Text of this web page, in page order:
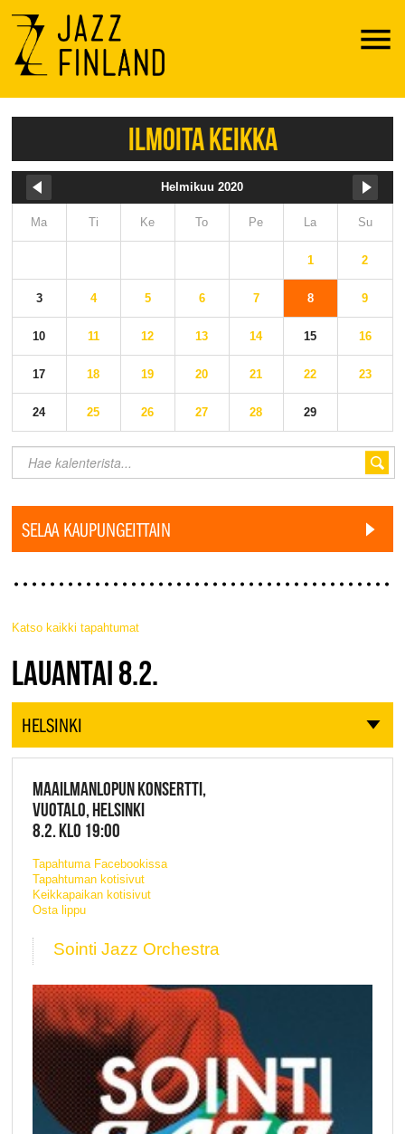
Menu
ILMOITA KEIKKA
Helmikuu 2020
Ma Ti Ke To Pe La Su
1 2
3 4 5 6 7 8 9
10 11 12 13 14 15 16
17 18 19 20 21 22 23
24 25 26 27 28 29
SELAA KAUPUNGEITTAIN
Katso kaikki tapahtumat
JAZZ FINLAND LIVE
LAUANTAI 8.2.
HELSINKI
MAAILMANLOPUN KONSERTTI,
VUOTALO, HELSINKI
8.2. KLO 19:00
Tapahtuma Facebookissa
Tapahtuman kotisivut
Keikkapaikan kotisivut
Osta lippu
Sointi Jazz Orchestra